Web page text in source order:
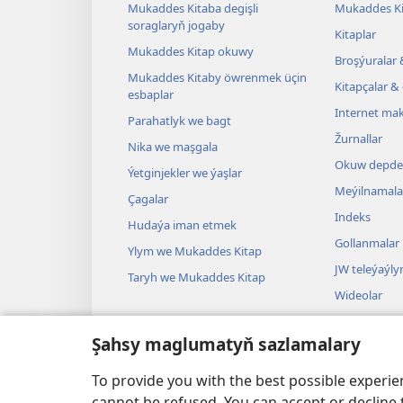
Şahsy maglumatyň sazlamalary
To provide you with the best possible
Mukaddes Kitaba degişli
soraglaryň jogaby
Mukaddes Kitap okuwy
Mukaddes Kitaby öwrenmek üçin
esbaplar
Parahatlyk we bagt
Nika we maşgala
Ýetginjekler we ýaşlar
Çagalar
Hudaýa iman etmek
Ylym we Mukaddes Kitap
Taryh we Mukaddes Kitap
Mukaddes
Kitaplar
Broşýuralar
Kitapçalar
Internet
Žurnallar
Okuw
Indeks
Gollanmalar
JW
Wideolar
Aýdym-
Dramalar
Mukaddes